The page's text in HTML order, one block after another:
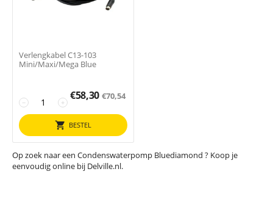
Verlengkabel C13-103
Mini/Maxi/Mega Blue
+
−
€58,30 €70,54
BESTEL
Op zoek naar een Condenswaterpomp Bluediamond ? Koop je
eenvoudig online bij Delville.nl.